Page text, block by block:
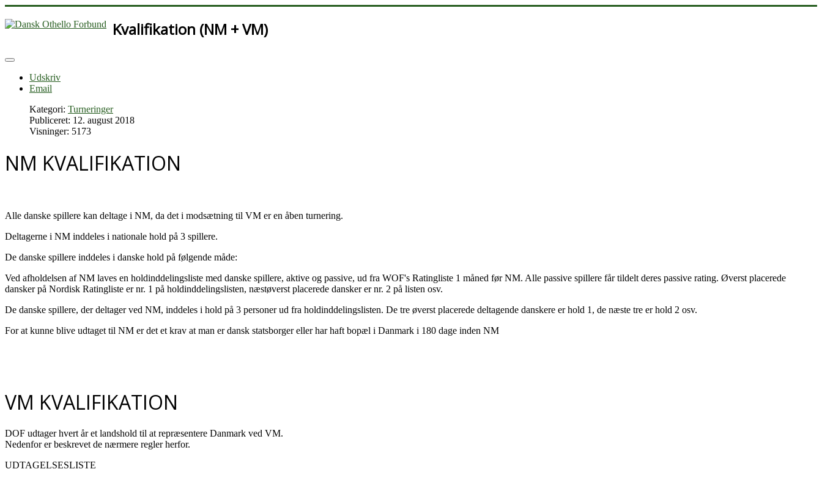
Kvalifikation (NM + VM)
Udskriv
Email
Kategori: Turneringer
Publiceret: 12. august 2018
Visninger: 5173
NM KVALIFIKATION
Alle danske spillere kan deltage i NM, da det i modsætning til VM er en åben turnering.
Deltagerne i NM inddeles i nationale hold på 3 spillere.
De danske spillere inddeles i danske hold på følgende måde:
Ved afholdelsen af NM laves en holdinddelingsliste med danske spillere, aktive og passive, ud fra WOF's Ratingliste 1 måned før NM. Alle passive spillere får tildelt deres passive rating. Øverst placerede
dansker på Nordisk Ratingliste er nr. 1 på holdinddelingslisten, næstøverst placerede dansker er nr. 2 på listen osv.
De danske spillere, der deltager ved NM, inddeles i hold på 3 personer ud fra holdinddelingslisten. De tre øverst placerede deltagende danskere er hold 1, de næste tre er hold 2 osv.
For at kunne blive udtaget til NM er det et krav at man er dansk statsborger eller har haft bopæl i Danmark i 180 dage inden NM
VM KVALIFIKATION
DOF udtager hvert år et landshold til at repræsentere Danmark ved VM.
Nedenfor er beskrevet de nærmere regler herfor.
UDTAGELSESLISTE